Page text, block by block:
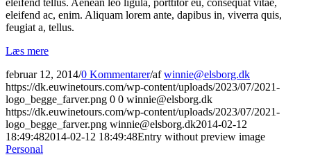
eleifend ac, enim. Aliquam lorem ante, dapibus in, viverra quis,
feugiat a, tellus.
Læs mere
februar 12, 2014/0 Kommentarer/afwinnie@elsborg.dk
https://dk.euwinetours.com/wp-content/uploads/2023/07/2021-
logo_begge_farver.png 0 0 winnie@elsborg.dk
https://dk.euwinetours.com/wp-content/uploads/2023/07/2021-
logo_begge_farver.png winnie@elsborg.dk2014-02-12
18:49:482014-02-12 18:49:48Entry without preview image
Personal